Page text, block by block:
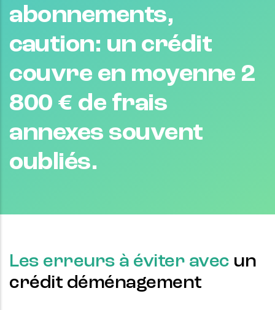
abonnements,
caution: un crédit
couvre en moyenne 2
800 € de frais
annexes souvent
oubliés.
Les erreurs à éviter avec un
crédit déménagement